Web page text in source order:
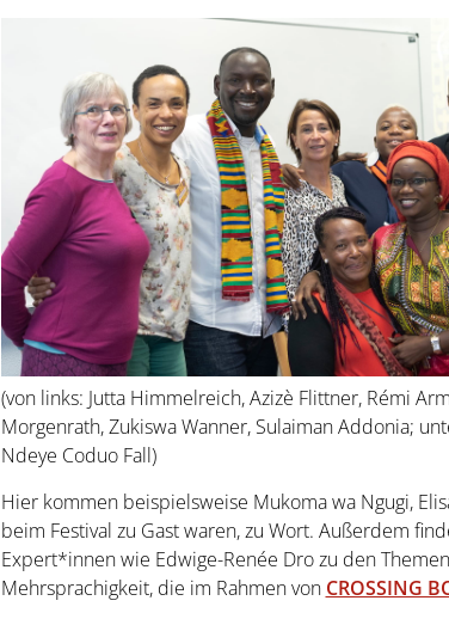
(von links: Jutta Himmelreich, Azizè Flittner, Rémi
Morgenrath, Zukiswa Wanner, Sulaiman Addonia;
Ndeye Coduo Fall)
Hier kommen beispielsweise Mukoma wa Ngugi,
beim Festival zu Gast waren, zu Wort. Außerdem
Expert*innen wie Edwige-Renée Dro zu den
Mehrsprachigkeit, die im Rahmen von CROSSING